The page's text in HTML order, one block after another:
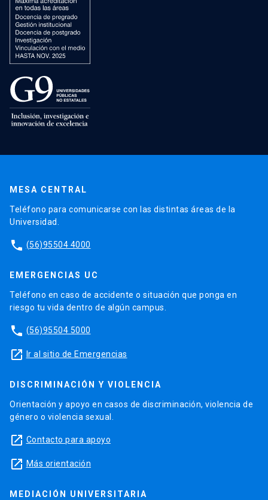
MESA CENTRAL
Teléfono para comunicarse con las distintas áreas de la
Universidad.
phone (56)95504 4000
EMERGENCIAS UC
Teléfono en caso de accidente o situación que ponga en
riesgo tu vida dentro de algún campus.
phone (56)95504 5000
launch Ir al sitio de Emergencias
DISCRIMINACIÓN Y VIOLENCIA
Orientación y apoyo en casos de discriminación, violencia de
género o violencia sexual.
launch Contacto para apoyo
launch Más orientación
MEDIACIÓN UNIVERSITARIA